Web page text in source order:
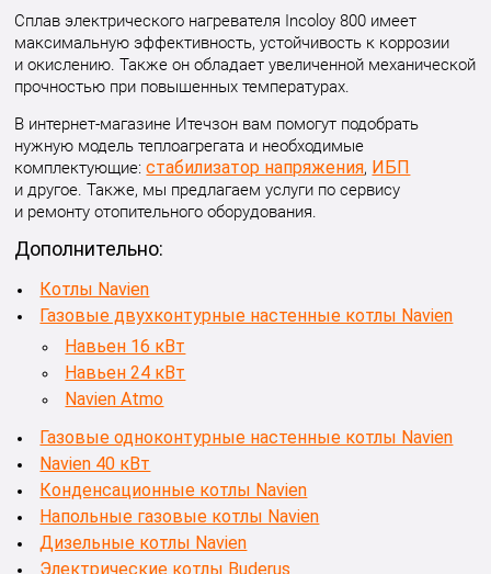
Сплав электрического нагревателя Incoloy 800 имеет
максимальную эффективность, устойчивость к коррозии
и окислению. Также он обладает увеличенной механической
прочностью при повышенных температурах.
В интернет-магазине Итечзон вам помогут подобрать
нужную модель теплоагрегата и необходимые
комплектующие:стабилизатор напряжения, ИБП
и другое. Также, мы предлагаем услуги по сервису
и ремонту отопительного оборудования.
Дополнительно:
Котлы Navien
Газовые двухконтурные настенные котлы Navien
Навьен 16 кВт
Навьен 24 кВт
Navien Atmo
Газовые одноконтурные настенные котлы Navien
Navien 40 кВт
Конденсационные котлы Navien
Напольные газовые котлы Navien
Дизельные котлы Navien
Электрические котлы Buderus